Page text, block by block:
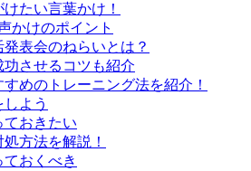
たい言葉かけ！
かけのポイント
表会のねらいとは？
功させるコツも紹介
めのトレーニング法を紹介！
よう
ておきたい
方法を解説！
おくべき